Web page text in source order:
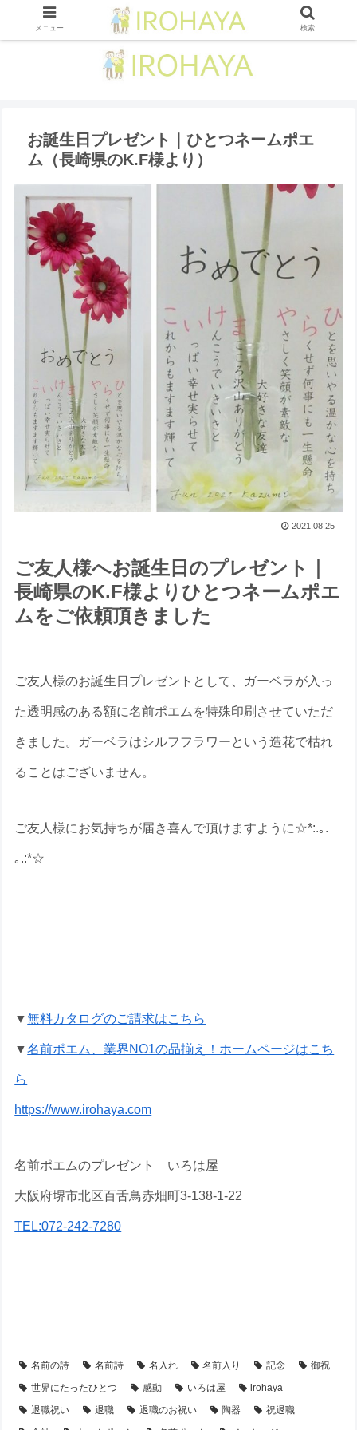
お誕生日プレゼント｜ひとつネームポエ
ム（長崎県のK.F様より ）
2021.08.25
ご友人様へお誕生日のプレゼント｜
長崎県のK.F様よりひとつネームポエ
ムをご依頼頂きました
ご友人様のお誕生日プレゼントとして、ガーベラが入っ
た透明感のある額に名前ポエムを特殊印刷させていただ
きました。ガーベラはシルフフラワーという造花で枯れ
ることはございません。
ご友人様にお気持ちが届き喜んで頂けますように☆*:.｡.
｡.:*☆
▼無料カタログのご請求はこちら
▼名前ポエム、業界NO1の品揃え！ホームページはこち
ら
https://www.irohaya.com
名前ポエムのプレゼント いろは屋
大阪府堺市北区百舌鳥赤畑町3-138-1-22
TEL:072-242-7280
名前の詩 名前詩 名入れ 名前入り 記念
御祝
世界にたったひとつ
感動 いろは屋
irohaya
退職祝い
退職 退職のお祝い 陶器
祝退職
メニュー 検索